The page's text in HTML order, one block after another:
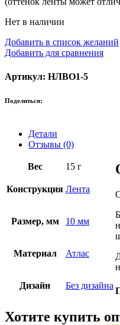
Нет в наличии
Добавить в список желаний
Добавить для сравнения
Артикул: НЛВО1-5
Поделиться:
Детали
Отзывы (0)
Вес 15 г
Конструкция Лента
Размер, мм 10 мм
Материал Атлас
Дизайн Без дизайна
Хотите купить